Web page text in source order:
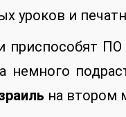
уроков и
приспособят ПО
немного
на втором